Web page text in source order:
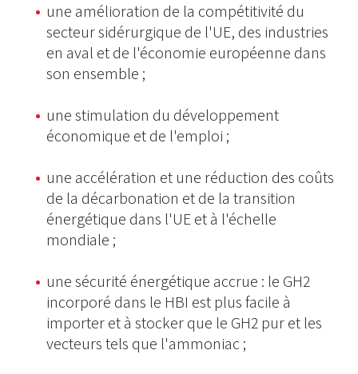
une amélioration de la compétitivité du
secteur sidérurgique de l'UE, des industries
en aval et de l'économie européenne dans
son ensemble ;
une stimulation du développement
économique et de l'emploi ;
une accélération et une réduction des coûts
de la décarbonation et de la transition
énergétique dans l'UE et à l'échelle
mondiale ;
une sécurité énergétique accrue : le GH2
incorporé dans le HBI est plus facile à
importer et à stocker que le GH2 pur et les
vecteurs tels que l'ammoniac ;